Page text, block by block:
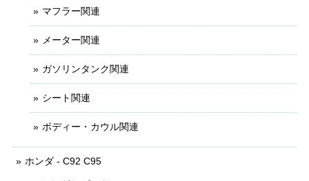
マフラー関連
メーター関連
ガソリンタンク関連
シート関連
ボディー・カウル関連
ホンダ - C92 C95